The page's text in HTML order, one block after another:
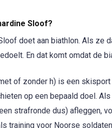
Sloof?
doet aan biathlon. Als ze
En dat komt omdat de
of zonder h) is een
op een bepaald doel.
strafronde dus) afleggen,
training voor Noorse